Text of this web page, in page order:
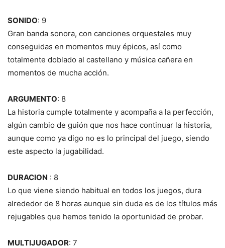
SONIDO: 9
Gran banda sonora, con canciones orquestales muy
conseguidas en momentos muy épicos, así como
totalmente doblado al castellano y música cañera en
momentos de mucha acción.
ARGUMENTO: 8
La historia cumple totalmente y acompaña a la perfección,
algún cambio de guión que nos hace continuar la historia,
aunque como ya digo no es lo principal del juego, siendo
este aspecto la jugabilidad.
DURACION : 8
Lo que viene siendo habitual en todos los juegos, dura
alrededor de 8 horas aunque sin duda es de los títulos más
rejugables que hemos tenido la oportunidad de probar.
MULTIJUGADOR: 7